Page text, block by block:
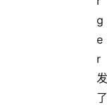
g
e
r
发
了